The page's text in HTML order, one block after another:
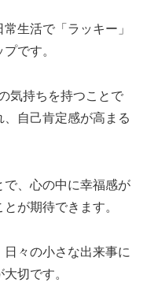
生活で「ラッキー」
です。
気持ちを持つことで
、自己肯定感が高まる
、心の中に幸福感が
が期待できます。
々の小さな出来事に
切です。